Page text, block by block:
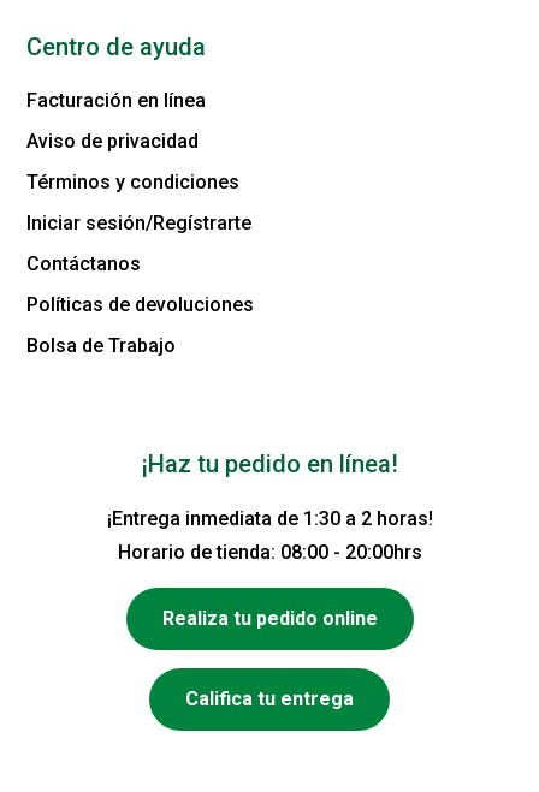
Centro de ayuda
Facturación en línea
Aviso de privacidad
Términos y condiciones
Iniciar sesión/Regístrarte
Contáctanos
Políticas de devoluciones
Bolsa de Trabajo
¡Haz tu pedido en línea!
¡Entrega inmediata de 1:30 a 2 horas!
Horario de tienda: 08:00 - 20:00hrs
Realiza tu pedido online
Califica tu entrega